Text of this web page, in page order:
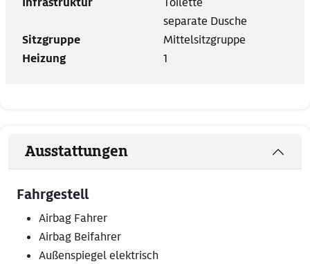
separate Dusche
Sitzgruppe
Mittelsitzgruppe
Heizung
1
Ausstattungen
Fahrgestell
Airbag Fahrer
Airbag Beifahrer
Außenspiegel elektrisch